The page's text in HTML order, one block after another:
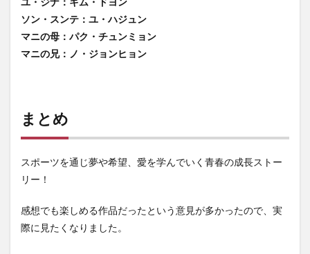
ソン・スンテ：ユ・ハジュン
マニの母：パク・チュンミョン
マニの兄：ノ・ジョンヒョン
まとめ
スポーツを通じ夢や希望、愛を学んでいく青春の成長ストー
リー！
感想でも楽しめる作品だったという意見が多かったので、実
際に見たくなりました。